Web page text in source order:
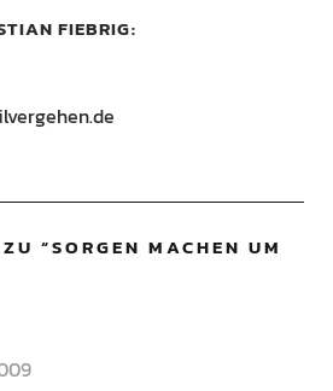
FIEBRIG
“SORGEN MACHEN UM